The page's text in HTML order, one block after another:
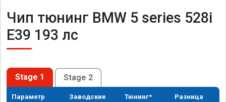
Чип тюнинг BMW 5 series 528i
E39 193 лс
Stage 1 Stage 2
Параметр Заводские Тюнинг* Разница